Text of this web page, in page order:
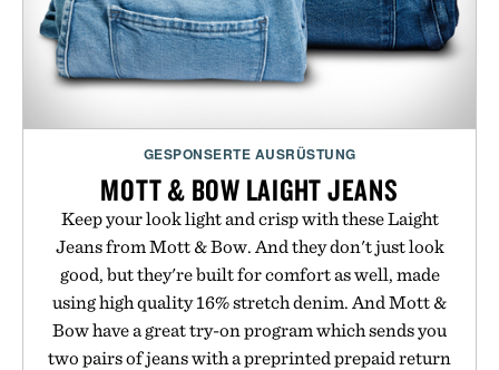
GESPONSERTE AUSRÜSTUNG
MOTT & BOW LAIGHT JEANS
Keep your look light and crisp with these Laight
Jeans from Mott & Bow. And they don't just look
good, but they're built for comfort as well, made
using high quality 16% stretch denim. And Mott &
Bow have a great try-on program which sends you
two pairs of jeans with a preprinted prepaid return